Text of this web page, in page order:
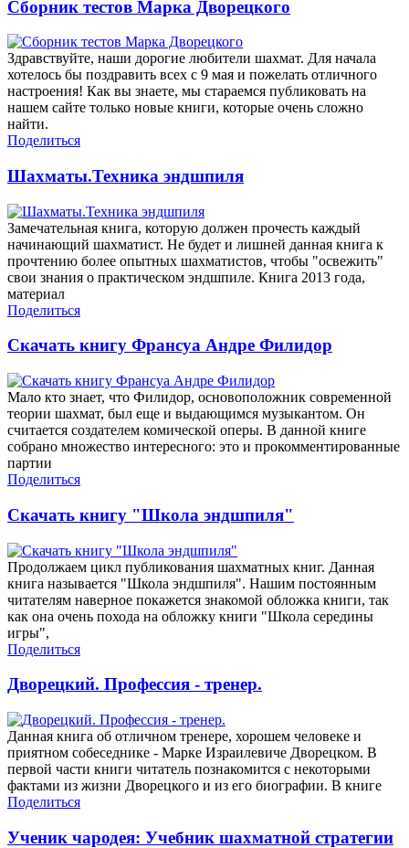
Сборник тестов Марка Дворецкого
Здравствуйте, наши дорогие любители шахмат. Для начала
хотелось бы поздравить всех с 9 мая и пожелать отличного
настроения! Как вы знаете, мы стараемся публиковать на
нашем сайте только новые книги, которые очень сложно
найти.
Поделиться
Шахматы.Техника эндшпиля
Замечательная книга, которую должен прочесть каждый
начинающий шахматист. Не будет и лишней данная книга к
прочтению более опытных шахматистов, чтобы "освежить"
свои знания о практическом эндшпиле. Книга 2013 года,
материал
Поделиться
Скачать книгу Франсуа Андре Филидор
Мало кто знает, что Филидор, основоположник современной
теории шахмат, был еще и выдающимся музыкантом. Он
считается создателем комической оперы. В данной книге
собрано множество интересного: это и прокомментированные
партии
Поделиться
Скачать книгу "Школа эндшпиля"
Продолжаем цикл публикования шахматных книг. Данная
книга называется "Школа эндшпиля". Нашим постоянным
читателям наверное покажется знакомой обложка книги, так
как она очень похода на обложку книги "Школа середины
игры",
Поделиться
Дворецкий. Профессия - тренер.
Данная книга об отличном тренере, хорошем человеке и
приятном собеседнике - Марке Израилевиче Дворецком. В
первой части книги читатель познакомится с некоторыми
фактами из жизни Дворецкого и из его биографии. В книге
Поделиться
Ученик чародея: Учебник шахматной стратегии